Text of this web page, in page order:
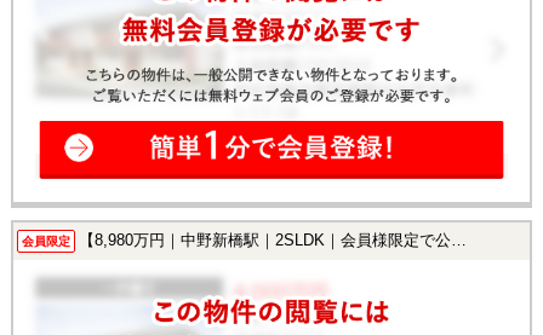
会員限定 【8,980万円｜中野新橋駅｜2SLDK｜会員様限定で公開中！】